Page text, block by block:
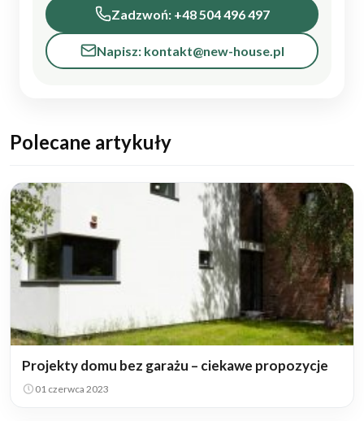
Zadzwoń: +48 504 496 497
Napisz: kontakt@new-house.pl
Polecane artykuły
Projekty domu bez garażu – ciekawe propozycje
01 czerwca 2023